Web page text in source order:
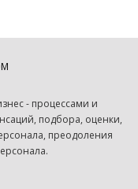
- процессами и
подбора, оценки,
преодоления